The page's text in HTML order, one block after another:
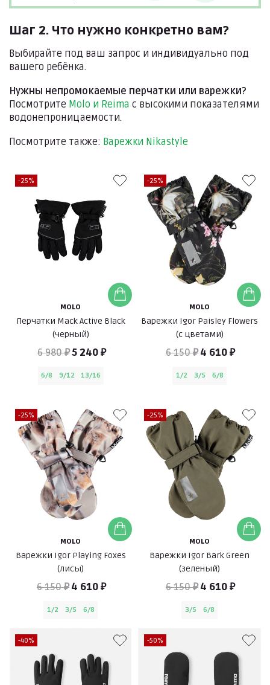
Шаг 2. Что нужно конкретно вам?
Выбирайте под ваш запрос и индивидуально под
вашего ребёнка.
Нужны непромокаемые перчатки или варежки?
Посмотрите Molo и Reima с высокими показателями
водонепроницаемости.
Посмотрите также: Варежки Nikastyle
-25%
MOLO
Перчатки Mack Active Black
(черный)
6 980 ₽5 240 ₽
6/8 9/12 13/16
-25%
MOLO
Варежки Igor Paisley Flowers
(с цветами)
6 150 ₽ 4 610 ₽
1/2 3/5 6/8
-25%
MOLO
Варежки Igor Playing Foxes
(лисы)
6 150 ₽ 4 610 ₽
1/2 3/5 6/8
-25%
MOLO
Варежки Igor Bark Green
(зеленый)
6 150 ₽ 4 610 ₽
3/5 6/8
-40% -50%